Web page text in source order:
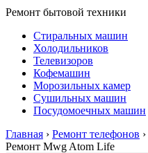
Ремонт бытовой техники
Стиральных машин
Холодильников
Телевизоров
Кофемашин
Морозильных камер
Сушильных машин
Посудомоечных машин
Главная › Ремонт телефонов ›
Ремонт Mwg Atom Life